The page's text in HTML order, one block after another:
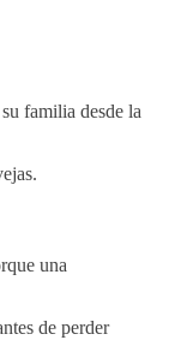
familia desde la
una
de perder